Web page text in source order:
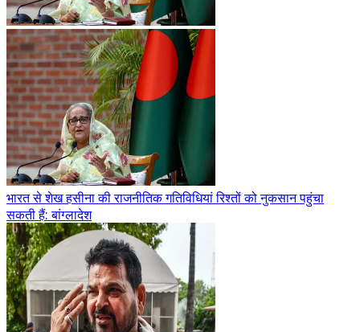
भारत से शेख हसीना की राजनीतिक गतिविधियां रिश्तों को नुकसान पहुंचा
सकती हैं: बांग्लादेश